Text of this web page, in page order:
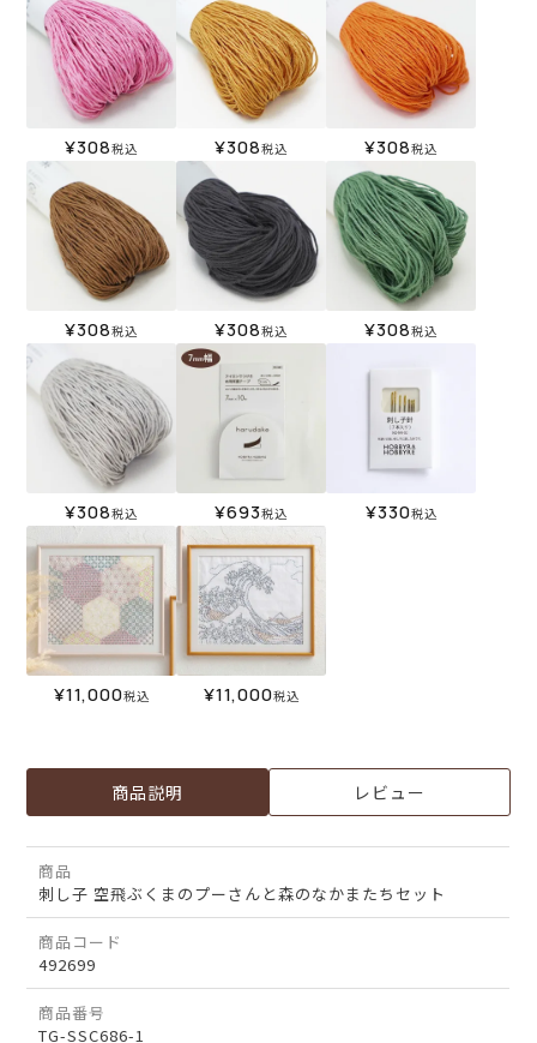
¥308税込 ¥308税込 ¥308税込
¥308税込 ¥308税込 ¥308税込
¥308税込 ¥693税込 ¥330税込
¥11,000税込 ¥11,000税込
商品説明 レビュー
商品
刺し子 空飛ぶくまのプーさんと森のなかまたちセット
商品コード
492699
商品番号
TG-SSC686-1